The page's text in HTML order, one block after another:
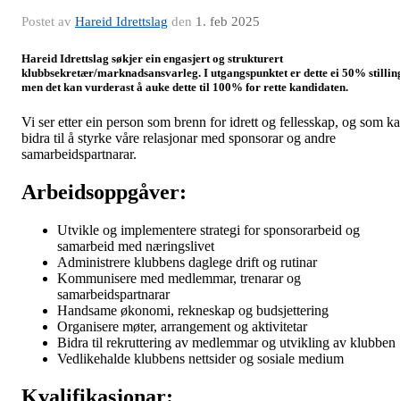
Postet av Hareid Idrettslag den 1. feb 2025
Hareid Idrettslag søkjer ein engasjert og strukturert
klubbsekretær/marknadsansvarleg. I utgangspunktet er dette ei 50%
men det kan vurderast å auke dette til 100% for rette kandidaten.
Vi ser etter ein person som brenn for idrett og fellesskap, og som
bidra til å styrke våre relasjonar med sponsorar og andre
samarbeidspartnarar.
Arbeidsoppgåver:
Utvikle og implementere strategi for sponsorarbeid og
samarbeid med næringslivet
Administrere klubbens daglege drift og rutinar
Kommunisere med medlemmar, trenarar og
samarbeidspartnarar
Handsame økonomi, rekneskap og budsjettering
Organisere møter, arrangement og aktivitetar
Bidra til rekruttering av medlemmar og utvikling av klubben
Vedlikehalde klubbens nettsider og sosiale medium
Kvalifikasjonar: